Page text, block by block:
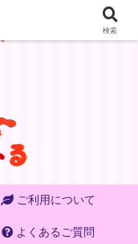
ご利用について
よくあるご質問
検索